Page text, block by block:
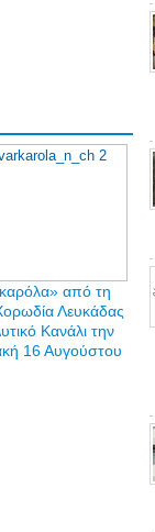
από τη
Λευκάδας
Κανάλι την
16 Αυγούστου